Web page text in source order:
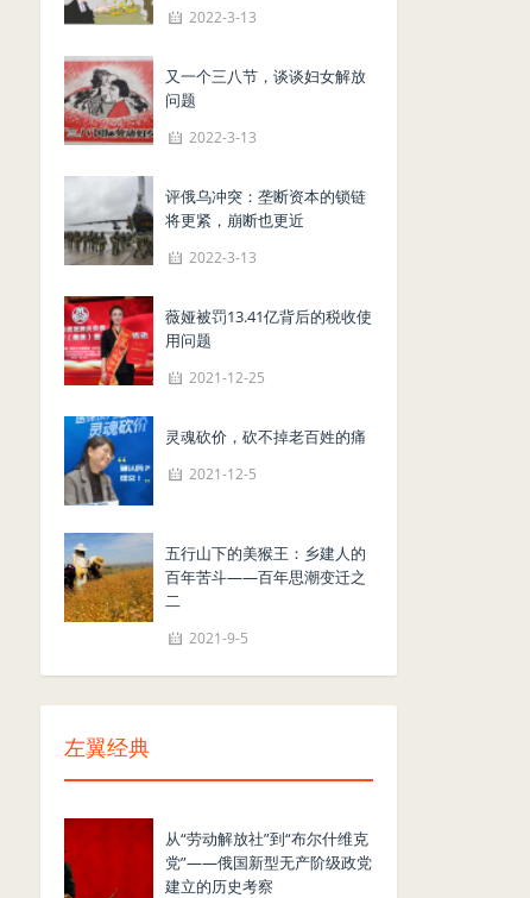
2022-3-13
又一个三八节，谈谈妇女解放
问题
2022-3-13
评俄乌冲突：垄断资本的锁链
将更紧，崩断也更近
2022-3-13
薇娅被罚13.41亿背后的税收使
用问题
2021-12-25
灵魂砍价，砍不掉老百姓的痛
2021-12-5
五行山下的美猴王：乡建人的
百年苦斗——百年思潮变迁之
二
2021-9-5
左翼经典
从“劳动解放社”到“布尔什维克
党”——俄国新型无产阶级政党
建立的历史考察